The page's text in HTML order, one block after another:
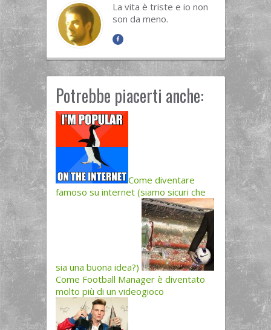
La vita è triste e io non
son da meno.
Potrebbe piacerti anche:
Come diventare
famoso su internet (siamo sicuri che
sia una buona idea?)
Come Football Manager è diventato
molto più di un videogioco